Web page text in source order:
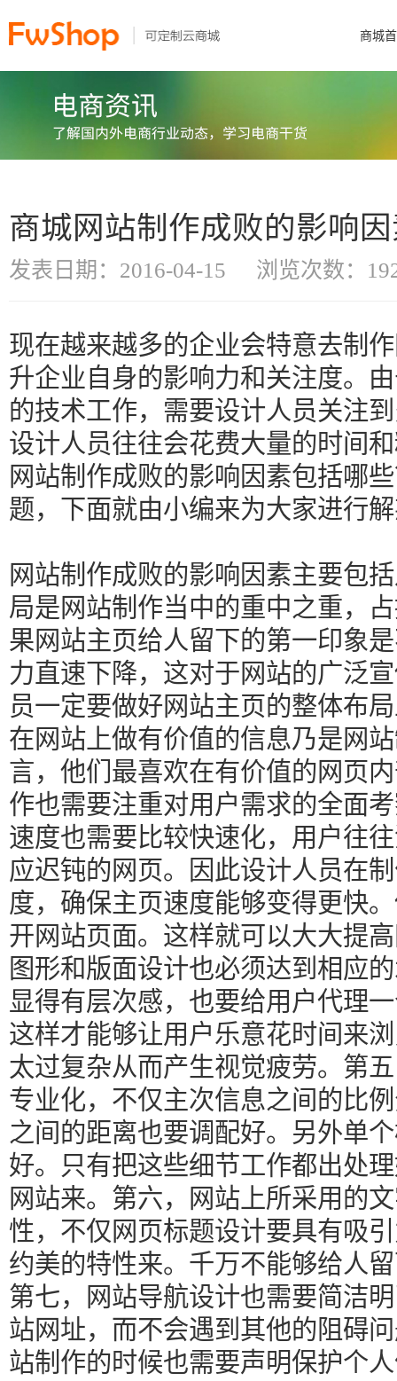
商城
商城网站制作成败的影响
发表日期：2016-04-15 浏览次数：
现在越来越多的企业会特意去制
升企业自身的影响力和关注度。
的技术工作，需要设计人员关注
设计人员往往会花费大量的时间
网站制作成败的影响因素包括哪
题，下面就由小编来为大家进行
网站制作成败的影响因素主要包
局是网站制作当中的重中之重，
果网站主页给人留下的第一印象
力直速下降，这对于网站的广泛
员一定要做好网站主页的整体布
在网站上做有价值的信息乃是网
言，他们最喜欢在有价值的网页
作也需要注重对用户需求的全面
速度也需要比较快速化，用户往
应迟钝的网页。因此设计人员在
度，确保主页速度能够变得更快
开网站页面。这样就可以大大提
图形和版面设计也必须达到相应
显得有层次感，也要给用户代理
这样才能够让用户乐意花时间来
太过复杂从而产生视觉疲劳。第
专业化，不仅主次信息之间的比
之间的距离也要调配好。另外单
好。只有把这些细节工作都出处
网站来。第六，网站上所采用的
性，不仅网页标题设计要具有吸
约美的特性来。千万不能够给人
第七，网站导航设计也需要简洁
站网址，而不会遇到其他的阻碍
站制作的时候也需要声明保护个